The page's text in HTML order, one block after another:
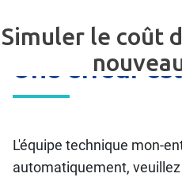
Simuler le coût